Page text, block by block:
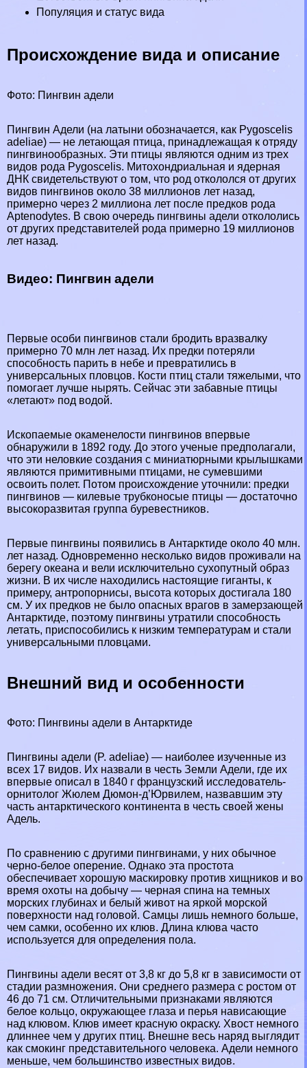
Популяция и статус вида
Происхождение вида и описание
Фото: Пингвин адели
Пингвин Адели (на латыни обозначается, как Pygoscelis
adeliae) — не летающая птица, принадлежащая к отряду
пингвинообразных. Эти птицы являются одним из трех
видов рода Pygoscelis. Митохондриальная и ядерная
ДНК свидетельствуют о том, что род откололся от других
видов пингвинов около 38 миллионов лет назад,
примерно через 2 миллиона лет после предков рода
Aptenodytes. В свою очередь пингвины адели откололись
от других представителей рода примерно 19 миллионов
лет назад.
Видео: Пингвин адели
Первые особи пингвинов стали бродить вразвалку
примерно 70 млн лет назад. Их предки потеряли
способность парить в небе и превратились в
универсальных пловцов. Кости птиц стали тяжелыми, что
помогает лучше нырять. Сейчас эти забавные птицы
«летают» под водой.
Ископаемые окаменелости пингвинов впервые
обнаружили в 1892 году. До этого ученые предполагали,
что эти неловкие создания с миниатюрными крылышками
являются примитивными птицами, не сумевшими
освоить полет. Потом происхождение уточнили: предки
пингвинов — килевые трубконосые птицы — достаточно
высокоразвитая группа буревестников.
Первые пингвины появились в Антарктиде около 40 млн.
лет назад. Одновременно несколько видов проживали на
берегу океана и вели исключительно сухопутный образ
жизни. В их числе находились настоящие гиганты, к
примеру, антропopнисы, высота которых достигала 180
см. У их предков не было опасных врагов в замерзающей
Антарктиде, поэтому пингвины утратили способность
летать, приспособились к низким температурам и стали
универсальными пловцами.
Внешний вид и особенности
Фото: Пингвины адели в Антарктиде
Пингвины адели (P. adeliae) — наиболее изученные из
всех 17 видов. Их назвали в честь Земли Адели, где их
впервые описал в 1840 г французский исследователь-
орнитолог Жюлем Дюмон-д’Юрвилем, назвавшим эту
часть антарктического континента в честь своей жены
Адель.
По сравнению с другими пингвинами, у них обычное
черно-белое оперение. Однако эта простота
обеспечивает хорошую маскировку против хищников и во
время охоты на добычу — черная спина на темных
морских глубинах и белый живот на яркой морской
поверхности над головой. Самцы лишь немного больше,
чем самки, особенно их клюв. Длина клюва часто
используется для определения пола.
Пингвины адели весят от 3,8 кг до 5,8 кг в зависимости от
стадии размножения. Они среднего размера с ростом от
46 до 71 см. Отличительными признаками являются
белое кольцо, окружающее глаза и перья нависающие
над клювом. Клюв имеет красную окраску. Хвост немного
длиннее чем у других птиц. Внешне весь наряд выглядит
как смокинг представительного человека. Адели немного
меньше, чем большинство известных видов.